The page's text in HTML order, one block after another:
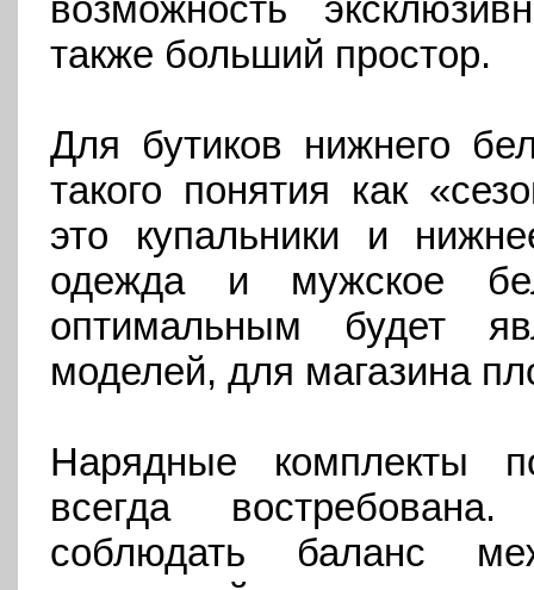
возможность
также больший простор.
Для бутиков нижнего
такого понятия как
это купальники и
одежда и мужское
оптимальным будет
моделей, для магазина
Нарядные комплекты
всегда
соблюдать баланс